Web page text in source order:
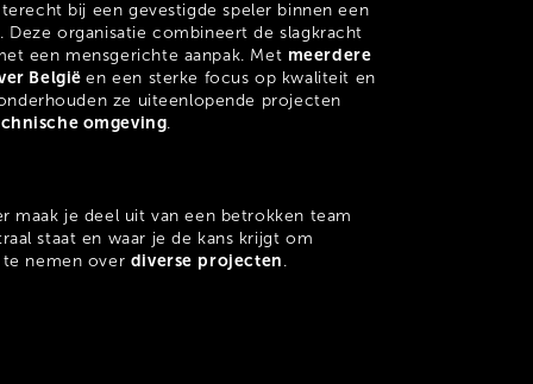
bij een gevestigde speler binnen een
. Deze organisatie combineert de slagkracht
een mensgerichte aanpak. Met meerdere
Belgiëen een sterke focus op kwaliteit en
ze uiteenlopende projecten
omgeving.
maak je deel uit van een betrokken team
staat en waar je de kans krijgt om
nemen over diverse projecten .